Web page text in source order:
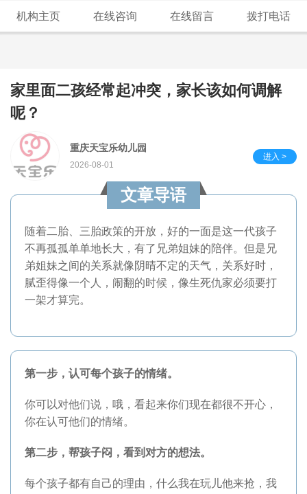
机构主页 在线咨询 在线留言 拨打电话
家里面二孩经常起冲突，家长该如何调解
呢？
重庆天宝乐幼儿园
2026-08-01
进入 >
文章导语
随着二胎、三胎政策的开放，好的一面是这一代孩子
不再孤孤单单地长大，有了兄弟姐妹的陪伴。但是兄
弟姐妹之间的关系就像阴晴不定的天气，关系好时，
腻歪得像一个人，闹翻的时候，像生死仇家必须要打
一架才算完。
第一步，认可每个孩子的情绪。
你可以对他们说，哦，看起来你们现在都很不开心，
你在认可他们的情绪。
第二步，帮孩子闷，看到对方的想法。
每个孩子都有自己的理由，什么我在玩儿他来抢，我